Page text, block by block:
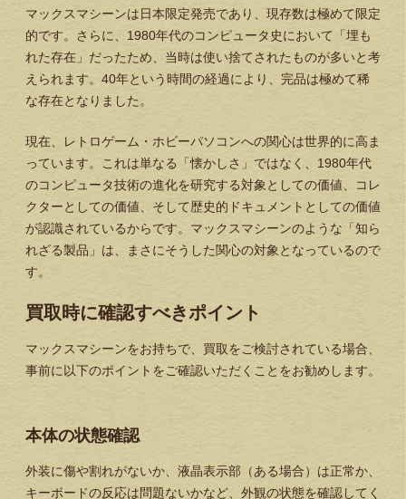
マックスマシーンは日本限定発売であり、現存数は極めて限定
的です。さらに、1980年代のコンピュータ史において「埋も
れた存在」だったため、当時は使い捨てされたものが多いと考
えられます。40年という時間の経過により、完品は極めて稀
な存在となりました。
現在、レトロゲーム・ホビーパソコンへの関心は世界的に高ま
っています。これは単なる「懐かしさ」ではなく、1980年代
のコンピュータ技術の進化を研究する対象としての価値、コレ
クターとしての価値、そして歴史的ドキュメントとしての価値
が認識されているからです。マックスマシーンのような「知ら
れざる製品」は、まさにそうした関心の対象となっているので
す。
買取時に確認すべきポイント
マックスマシーンをお持ちで、買取をご検討されている場合、
事前に以下のポイントをご確認いただくことをお勧めします。
本体の状態確認
外装に傷や割れがないか、液晶表示部（ある場合）は正常か、
キーボードの反応は問題ないかなど、外観の状態を確認してく